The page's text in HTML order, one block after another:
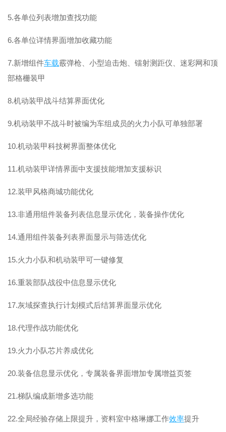
5.各单位列表增加查找功能
6.各单位详情界面增加收藏功能
7.新增组件车载霰弹枪、小型迫击炮、镭射测距仪、迷彩网和顶
部格栅装甲
8.机动装甲战斗结算界面优化
9.机动装甲不战斗时被编为车组成员的火力小队可单独部署
10.机动装甲科技树界面整体优化
11.机动装甲详情界面中支援技能增加支援标识
12.装甲风格商城功能优化
13.非通用组件装备列表信息显示优化，装备操作优化
14.通用组件装备列表界面显示与筛选优化
15.火力小队和机动装甲可一键修复
16.重装部队战役中信息显示优化
17.灰域探查执行计划模式后结算界面显示优化
18.代理作战功能优化
19.火力小队芯片养成优化
20.装备信息显示优化，专属装备界面增加专属增益页签
21.梯队编成新增多选功能
22.全局经验存储上限提升，资料室中格琳娜工作效率提升